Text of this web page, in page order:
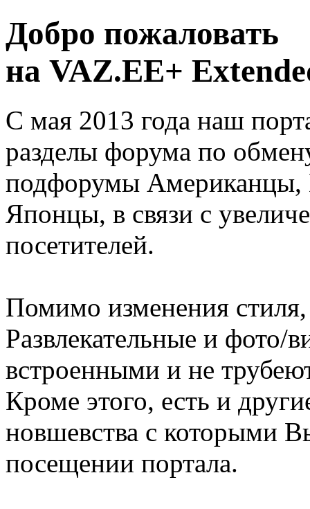
Добро пожаловать
на VAZ.EE+
С мая 2013 года наш
разделы форума по
подфорумы
Японцы, в связи с
посетителей.
Помимо изменения
Развлекательные и фото/
встроенными и не
Кроме этого, есть и
новшевства с которыми
посещении портала.